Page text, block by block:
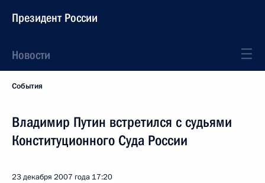
Президент России
Новости
События
Владимир Путин встретился с судьями
Конституционного Суда России
23 декабря 2007 года 17:20